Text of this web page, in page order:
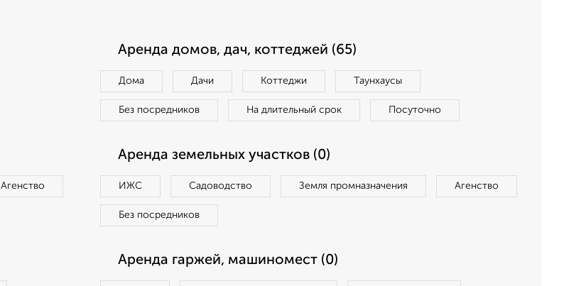
Аренда домов, дач, коттеджей (65)
Дома Дачи Коттеджи Таунхаусы
Без посредников На длительный срок Посуточно
Агенство
Аренда земельных участков (0)
ИЖС Садоводство Земля промназначения Агенство
Без посредников
Аренда гаржей, машиномест (0)